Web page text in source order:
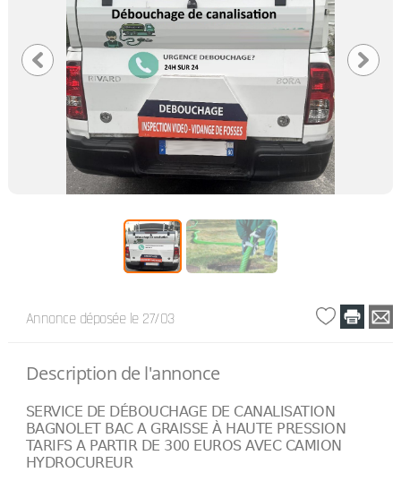
Annonce déposée le 27/03
Description de l'annonce
SERVICE DE DÉBOUCHAGE DE CANALISATION
BAGNOLET BAC A GRAISSE À HAUTE PRESSION
TARIFS A PARTIR DE 300 EUROS AVEC CAMION
HYDROCUREUR